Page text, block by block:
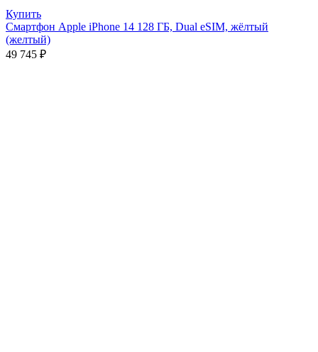
Купить
Смартфон Apple iPhone 14 128 ГБ, Dual eSIM, жёлтый
(желтый)
49 745 ₽